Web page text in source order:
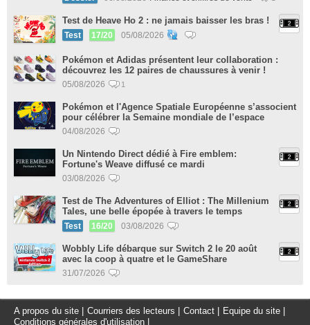
Test de Heave Ho 2 : ne jamais baisser les bras !
Test 17/20 05/08/2026
Pokémon et Adidas présentent leur collaboration :
découvrez les 12 paires de chaussures à venir !
05/08/2026 1
Pokémon et l'Agence Spatiale Européenne s’associent
pour célébrer la Semaine mondiale de l’espace
04/08/2026
Un Nintendo Direct dédié à Fire emblem:
Fortune's Weave diffusé ce mardi
03/08/2026
Test de The Adventures of Elliot : The Millenium
Tales, une belle épopée à travers le temps
Test 16/20 03/08/2026
Wobbly Life débarque sur Switch 2 le 20 août
avec la coop à quatre et le GameShare
31/07/2026
A propos du site Courriers des lecteurs Contact Equipe du site
Conditions générales d'utilisation